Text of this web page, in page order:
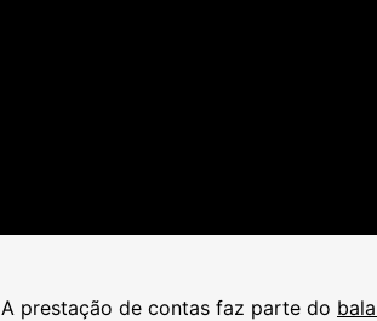
A prestação de contas faz parte do